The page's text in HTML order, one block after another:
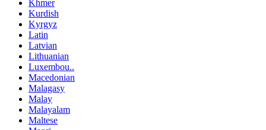
Khmer
Kurdish
Kyrgyz
Latin
Latvian
Lithuanian
Luxembou..
Macedonian
Malagasy
Malay
Malayalam
Maltese